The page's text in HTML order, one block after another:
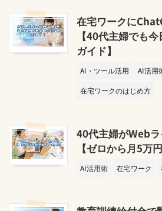
在宅ワークに
【40代主婦でも
ガイド】
AI・ツール活用 AI活用
在宅ワークのはじめ方
40代主婦がWeb
【ゼロから月5万
AI活用術 在宅ワーク